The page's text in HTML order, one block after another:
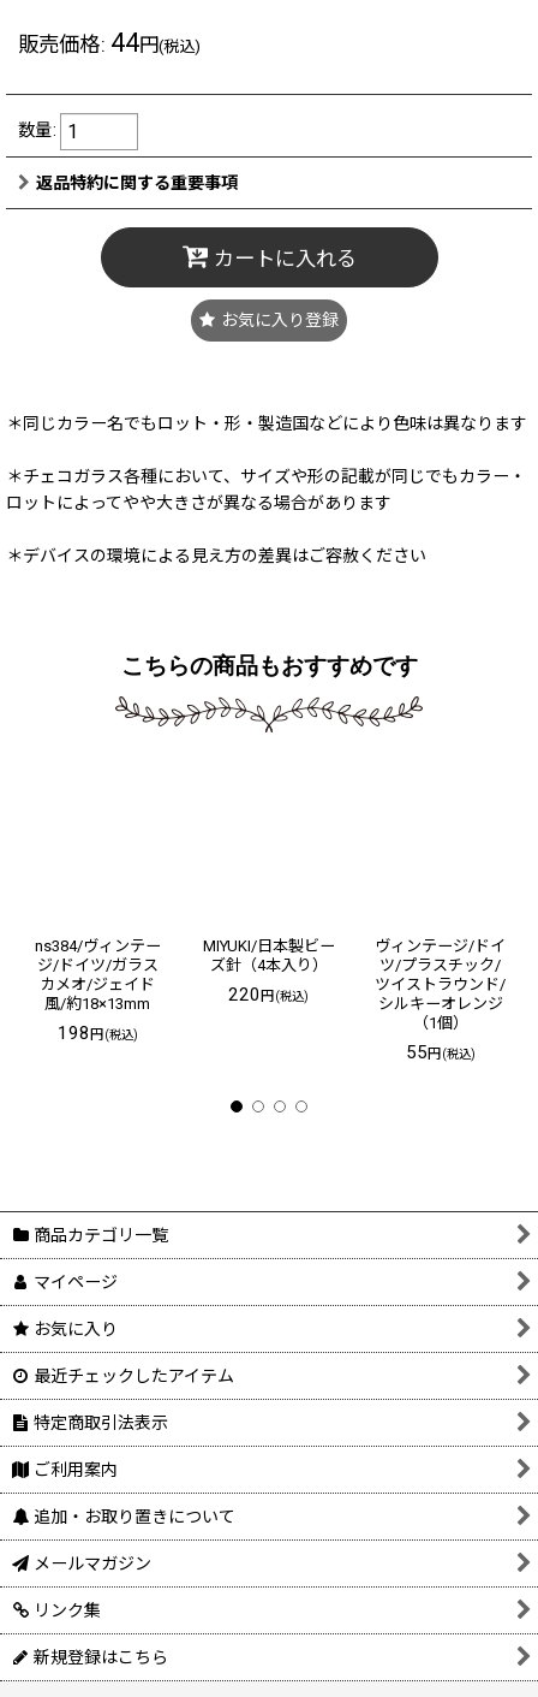
販売価格: 44円(税込)
数量:
返品特約に関する重要事項
カートに入れる
お気に入り登録
＊同じカラー名でもロット・形・製造国などにより色味は異なります
＊チェコガラス各種において、サイズや形の記載が同じでもカラー・
ロットによってやや大きさが異なる場合があります
＊デバイスの環境による見え方の差異はご容赦ください
こちらの商品もおすすめです
ns384/ヴィンテー
ジ/ドイツ/ガラス
カメオ/ジェイド
風/約18×13mm
198円(税込)
MIYUKI/日本製ビー
ズ針（4本入り）
220円(税込)
ヴィンテージ/ドイ
ツ/プラスチック/
ツイストラウンド/
シルキーオレンジ
（1個）
55円(税込)
商品カテゴリ一覧
マイページ
お気に入り
最近チェックしたアイテム
特定商取引法表示
ご利用案内
追加・お取り置きについて
メールマガジン
リンク集
新規登録はこちら